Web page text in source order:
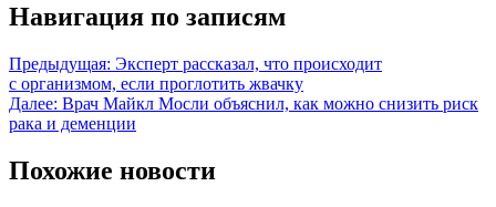
Навигация по записям
Предыдущая: Эксперт рассказал, что происходит
с организмом, если проглотить жвачку
Далее: Врач Майкл Мосли объяснил, как можно снизить риск
рака и деменции
Похожие новости